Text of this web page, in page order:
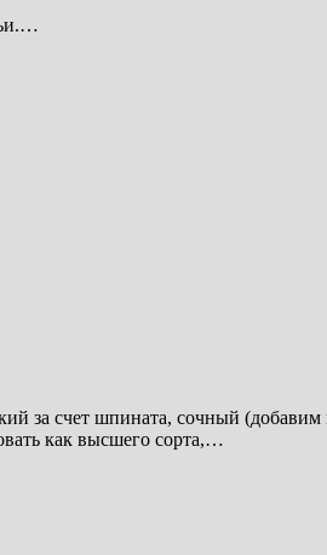
счет шпината, сочный (добавим
как высшего сорта,…